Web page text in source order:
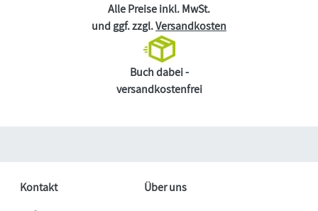
Alle Preise inkl. MwSt.
und ggf. zzgl.Versandkosten
Buch dabei -
versandkostenfrei
Kontakt
Über uns